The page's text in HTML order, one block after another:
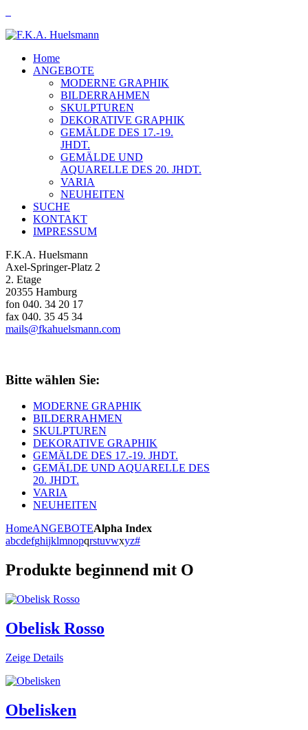
Home
ANGEBOTE
MODERNE GRAPHIK
BILDERRAHMEN
SKULPTUREN
DEKORATIVE GRAPHIK
GEMÄLDE DES 17.-19.
JHDT.
GEMÄLDE UND
AQUARELLE DES 20. JHDT.
VARIA
NEUHEITEN
SUCHE
KONTAKT
IMPRESSUM
F.K.A. Huelsmann
Axel-Springer-Platz 2
2. Etage
20355 Hamburg
fon 040. 34 20 17
fax 040. 35 45 34
mails@fkahuelsmann.com
Bitte wählen Sie:
MODERNE GRAPHIK
BILDERRAHMEN
SKULPTUREN
DEKORATIVE GRAPHIK
GEMÄLDE DES 17.-19. JHDT.
GEMÄLDE UND AQUARELLE DES
20. JHDT.
VARIA
NEUHEITEN
HomeANGEBOTEAlpha Index
abcdefghijklmnopqrstuvwxyz#
Produkte beginnend mit O
Obelisk Rosso
Zeige Details
Obelisken